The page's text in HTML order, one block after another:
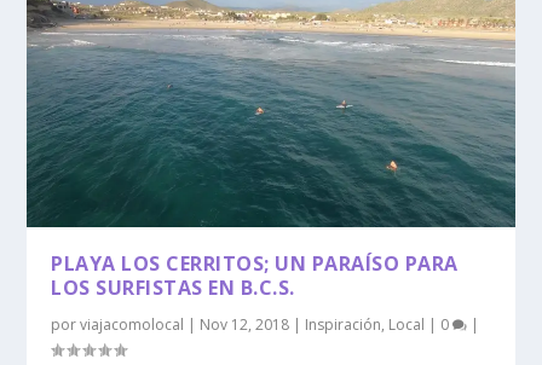
PLAYA LOS CERRITOS; UN PARAÍSO PARA
LOS SURFISTAS EN B.C.S.
porviajacomolocal | Nov 12, 2018 | Inspiración, Local | 0 |